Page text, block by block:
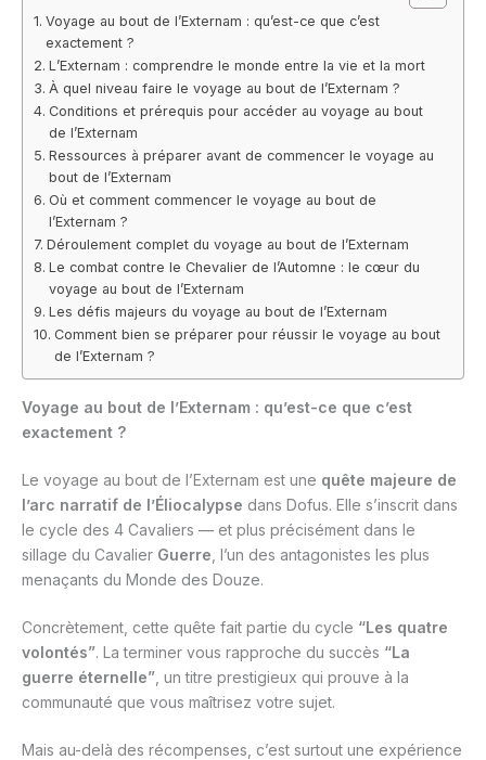
Voyage au bout de l’Externam : qu’est-ce que c’est
exactement ?
L’Externam : comprendre le monde entre la vie et la mort
À quel niveau faire le voyage au bout de l’Externam ?
Conditions et prérequis pour accéder au voyage au bout
de l’Externam
Ressources à préparer avant de commencer le voyage au
bout de l’Externam
Où et comment commencer le voyage au bout de
l’Externam ?
Déroulement complet du voyage au bout de l’Externam
Le combat contre le Chevalier de l’Automne : le cœur du
voyage au bout de l’Externam
Les défis majeurs du voyage au bout de l’Externam
Comment bien se préparer pour réussir le voyage au bout
de l’Externam ?
Voyage au bout de l’Externam : qu’est-ce que c’est
exactement ?
Le voyage au bout de l’Externam est une quête majeure de
l’arc narratif de l’Éliocalypse dans Dofus. Elle s’inscrit dans
le cycle des 4 Cavaliers — et plus précisément dans le
sillage du Cavalier Guerre , l’un des antagonistes les plus
menaçants du Monde des Douze.
Concrètement, cette quête fait partie du cycle “Les quatre
volontés”. La terminer vous rapproche du succès “La
guerre éternelle” , un titre prestigieux qui prouve à la
communauté que vous maîtrisez votre sujet.
Mais au-delà des récompenses, c’est surtout une expérience